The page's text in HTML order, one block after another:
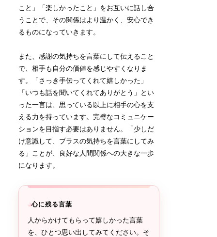
こと」「楽しかったこと」をお互いに話し合
うことで、その関係はより温かく、安心でき
るものになっていきます。
また、感謝の気持ちを言葉にして伝えること
で、相手も自分の価値を感じやすくなりま
す。「さっき手伝ってくれて嬉しかった」
「いつも話を聞いてくれてありがとう」とい
った一言は、思っている以上に相手の心を支
える力を持っています。完璧なコミュニケー
ションを目指す必要はありません。「少しだ
け意識して、プラスの気持ちを言葉にしてみ
る」ことが、良好な人間関係への大きな一歩
になります。
心に残る言葉
人からかけてもらって嬉しかった言葉
を、ひとつ思い出してみてください。そ